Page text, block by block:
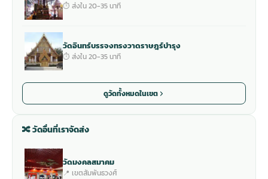
⏱ ส่งใน 20-35 นาที
วัดอินทร์บรรจงทรงวาดราษฎร์บำรุง
⏱ ส่งใน 20-35 นาที
ดูวัดทั้งหมดในเขต
🔀 วัดอื่นที่เราจัดส่ง
วัดมงคลสมาคม
📍 เขตสัมพันธวงศ์